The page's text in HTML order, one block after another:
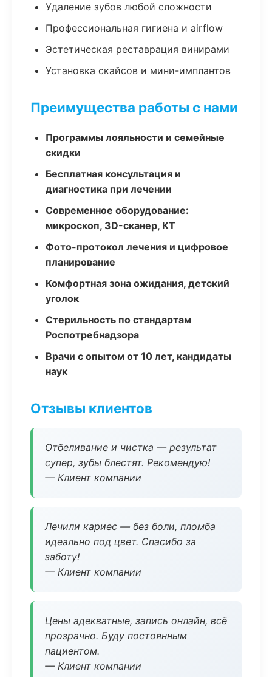
Удаление зубов любой сложности
Профессиональная гигиена и airflow
Эстетическая реставрация винирами
Установка скайсов и мини-имплантов
Преимущества работы с нами
Программы лояльности и семейные
скидки
Бесплатная консультация и
диагностика при лечении
Современное оборудование:
микроскоп, 3D-сканер, КТ
Фото-протокол лечения и цифровое
планирование
Комфортная зона ожидания, детский
уголок
Стерильность по стандартам
Роспотребнадзора
Врачи с опытом от 10 лет, кандидаты
наук
Отзывы клиентов
Отбеливание и чистка — результат
супер, зубы блестят. Рекомендую!
— Клиент компании
Лечили кариес — без боли, пломба
идеально под цвет. Спасибо за
заботу!
— Клиент компании
Цены адекватные, запись онлайн, всё
прозрачно. Буду постоянным
пациентом.
— Клиент компании